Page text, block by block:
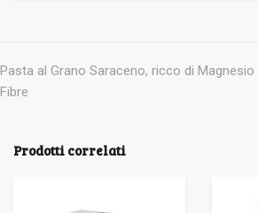
Pasta al Grano Saraceno, ricco di
Fibre
Prodotti correlati